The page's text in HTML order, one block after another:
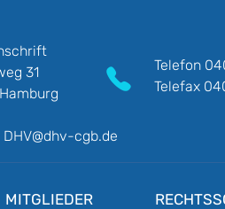
31
Telefon
Telefax
DHV@dhv-cgb.de
MITGLIEDER